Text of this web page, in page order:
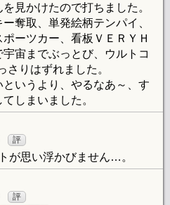
見かけたので打ちました。
奪取、単発絵柄テンパイ、
ーツカー、看板ＶＥＲＹＨ
宙までぶっとび、ウルトコ
りはずれました。
いうより、やるなあ～、す
しまいました。
評
思い浮かびません…。
評